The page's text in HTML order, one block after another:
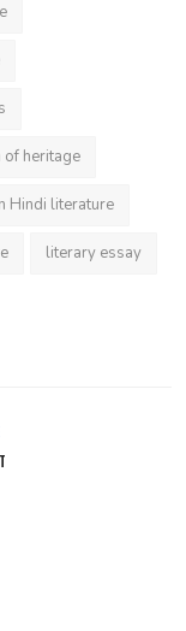
heritage
Hindi literature
literary essay